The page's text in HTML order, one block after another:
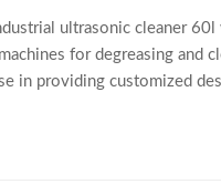
ultrasonic cleaner
for degreasing and
in providing customized